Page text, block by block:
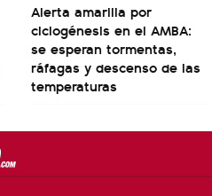
Alerta amarilla por
ciclogénesis en el AMBA:
se esperan tormentas,
ráfagas y descenso de las
temperaturas